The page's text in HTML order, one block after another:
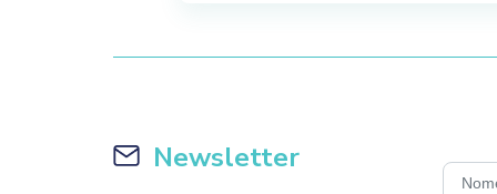
Newsletter